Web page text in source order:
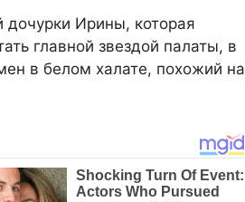
дочурки Ирины, которая
главной звездой палаты, в
в белом халате, похожий на